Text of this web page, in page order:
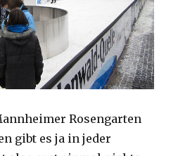
Rosengarten
gibt es ja in jeder